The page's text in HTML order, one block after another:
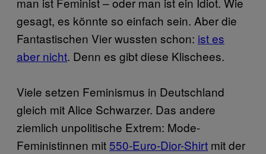
gesagt, es könnte so einfach sein. Aber die
Fantastischen Vier wussten schon: ist es
aber nicht. Denn es gibt diese Klischees.
Viele setzen Feminismus in Deutschland
gleich mit Alice Schwarzer. Das andere
ziemlich unpolitische Extrem: Mode-
Feministinnen mit 550-Euro-Dior-Shirt mit der